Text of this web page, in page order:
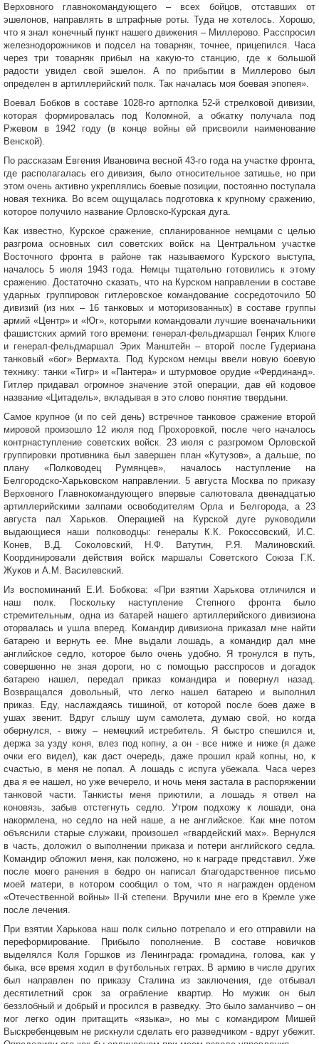
Верховного главнокомандующего – всех бойцов, отставших от
эшелонов, направлять в штрафные роты. Туда не хотелось. Хорошо,
что я знал конечный пункт нашего движения – Миллерово. Расспросил
железнодорожников и подсел на товарняк, точнее, прицепился. Часа
через три товарняк прибыл на какую-то станцию, где к большой
радости увидел свой эшелон. А по прибытии в Миллерово был
определен в артиллерийский полк. Так началась моя боевая эпопея».
Воевал Бобков в составе 1028-го артполка 52-й стрелковой дивизии,
которая формировалась под Коломной, а обкатку получала под
Ржевом в 1942 году (в конце войны ей присвоили наименование
Венской).
По рассказам Евгения Ивановича весной 43-го года на участке фронта,
где располагалась его дивизия, было относительное затишье, но при
этом очень активно укреплялись боевые позиции, постоянно поступала
новая техника. Во всем ощущалась подготовка к крупному сражению,
которое получило название Орловско-Курская дуга.
Как известно, Курское сражение, спланированное немцами с целью
разгрома основных сил советских войск на Центральном участке
Восточного фронта в районе так называемого Курского выступа,
началось 5 июля 1943 года. Немцы тщательно готовились к этому
сражению. Достаточно сказать, что на Курском направлении в составе
ударных группировок гитлеровское командование сосредоточило 50
дивизий (из них – 16 танковых и моторизованных) в составе группы
армий «Центр» и «Юг», которыми командовали лучшие военачальники
фашистских армий того времени: генерал-фельдмаршал Генрих Клюге
и генерал-фельдмаршал Эрих Манштейн – второй после Гудериана
танковый «бог» Вермахта. Под Курском немцы ввели новую боевую
технику: танки «Тигр» и «Пантера» и штурмовое орудие «Фердинанд».
Гитлер придавал огромное значение этой операции, дав ей кодовое
название «Цитадель», вкладывая в это слово понятие твердыни.
Самое крупное (и по сей день) встречное танковое сражение второй
мировой произошло 12 июля под Прохоровкой, после чего началось
контрнаступление советских войск. 23 июля с разгромом Орловской
группировки противника был завершен план «Кутузов», а дальше, по
плану «Полководец Румянцев», началось наступление на
Белгородско-Харьковском направлении. 5 августа Москва по приказу
Верховного Главнокомандующего впервые салютовала двенадцатью
артиллерийскими залпами освободителям Орла и Белгорода, а 23
августа пал Харьков. Операцией на Курской дуге руководили
выдающиеся наши полководцы: генералы К.К. Рокоссовский, И.С.
Конев, В.Д. Соколовский, Н.Ф. Ватутин, Р.Я. Малиновский.
Координировали действия войск маршалы Советского Союза Г.К.
Жуков и А.М. Василевский.
Из воспоминаний Е.И. Бобкова: «При взятии Харькова отличился и
наш полк. Поскольку наступление Степного фронта было
стремительным, одна из батарей нашего артиллерийского дивизиона
оторвалась и ушла вперед. Командир дивизиона приказал мне найти
батарею и вернуть ее. Мне выдали лошадь, а командир дал мне
английское седло, которое было очень удобно. Я тронулся в путь,
совершенно не зная дороги, но с помощью расспросов и догадок
батарею нашел, передал приказ командира и повернул назад.
Возвращался довольный, что легко нашел батарею и выполнил
приказ. Еду, наслаждаясь тишиной, от которой после боев даже в
ушах звенит. Вдруг слышу шум самолета, думаю свой, но когда
обернулся, - вижу – немецкий истребитель. Я быстро спешился и,
держа за узду коня, влез под копну, а он - все ниже и ниже (я даже
очки его видел), как даст очередь, даже прошил край копны, но, к
счастью, в меня не попал. А лошадь с испуга убежала. Часа через
два я ее нашел, но уже вечерело, и ночь меня застала в распоряжении
танковой части. Танкисты меня приютили, а лошадь я отвел на
коновязь, забыв отстегнуть седло. Утром подхожу к лошади, она
накормлена, но седло на ней наше, а не английское. Как мне потом
объяснили старые служаки, произошел «гвардейский мах». Вернулся
в часть, доложил о выполнении приказа и потери английского седла.
Командир обложил меня, как положено, но к награде представил. Уже
после моего ранения в бедро он написал благодарственное письмо
моей матери, в котором сообщил о том, что я награжден орденом
«Отечественной войны» II-й степени. Вручили мне его в Кремле уже
после лечения.
При взятии Харькова наш полк сильно потрепало и его отправили на
переформирование. Прибыло пополнение. В составе новичков
выделялся Коля Горшков из Ленинграда: громадина, голова, как у
быка, все время ходил в футбольных гетрах. В армию в числе других
был направлен по приказу Сталина из заключения, где отбывал
десятилетний срок за ограбление квартир. Но мужик он был
беззлобный и добрый и просился в разведку. Это было заманчиво – он
мог легко один притащить «языка», но мы с командиром Мишей
Выскребенцевым не рискнули сделать его разведчиком - вдруг убежит.